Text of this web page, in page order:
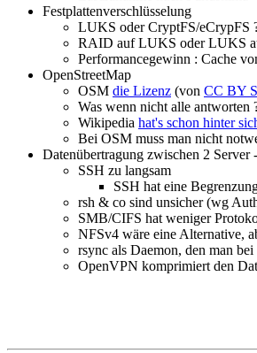
Festplattenverschlüsselung
LUKS oder CryptFS/eCrypFS
RAID auf LUKS oder LUKS
Performancegewinn : Cache
OpenStreetMap
OSM die Lizenz (von CC BY
Was wenn nicht alle antworten
Wikipedia hat's schon hinter
Bei OSM muss man nicht
Datenübertragung zwischen 2 Server
SSH zu langsam
SSH hat eine
rsh & co sind unsicher (wg
SMB/CIFS hat weniger
NFSv4 wäre eine Alternative,
rsync als Daemon, den man
OpenVPN komprimiert den